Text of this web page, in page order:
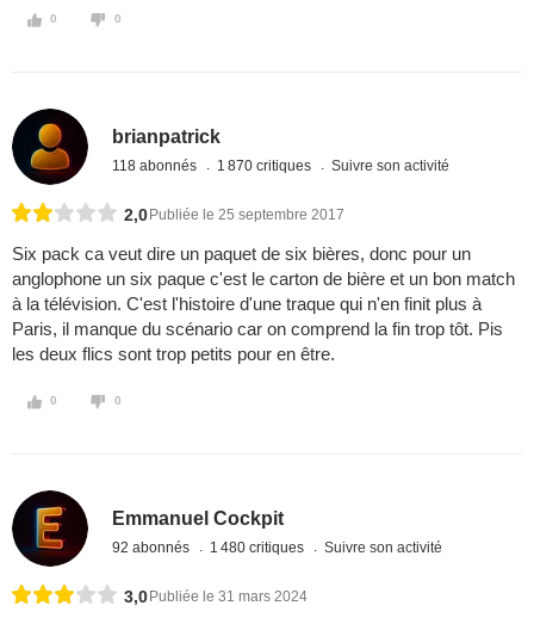
0 0
brianpatrick
118 abonnés 1 870 critiques Suivre son activité
2,0 Publiée le 25 septembre 2017
Six pack ca veut dire un paquet de six bières, donc pour un
anglophone un six paque c'est le carton de bière et un bon match
à la télévision. C'est l'histoire d'une traque qui n'en finit plus à
Paris, il manque du scénario car on comprend la fin trop tôt. Pis
les deux flics sont trop petits pour en être.
0 0
Emmanuel Cockpit
92 abonnés 1 480 critiques Suivre son activité
3,0 Publiée le 31 mars 2024